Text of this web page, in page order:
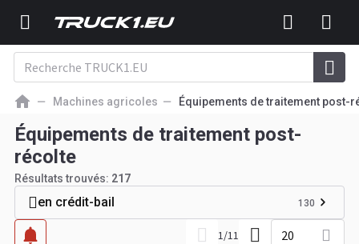
Machines agricoles Équipements de traitement post-
Équipements de traitement post-
récolte
Résultats trouvés: 217
en crédit-bail 130
1/11 20